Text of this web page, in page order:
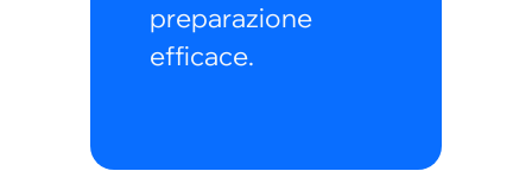
preparazione
efficace.